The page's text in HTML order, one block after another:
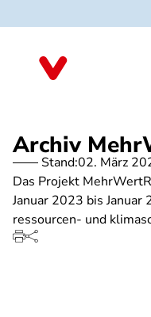
zum
Archiv
Stand:02. März
Das Projekt
Januar 2023 bis
ressourcen- und